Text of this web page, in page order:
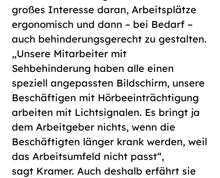
großes Interesse daran, Arbeitsplätze
ergonomisch und dann – bei Bedarf –
auch behinderungsgerecht zu gestalten.
„Unsere Mitarbeiter mit
Sehbehinderung haben alle einen
speziell angepassten Bildschirm, unsere
Beschäftigen mit Hörbeeinträchtigung
arbeiten mit Lichtsignalen. Es bringt ja
dem Arbeitgeber nichts, wenn die
Beschäftigten länger krank werden, weil
das Arbeitsumfeld nicht passt“,
sagt Kramer. Auch deshalb erfährt sie